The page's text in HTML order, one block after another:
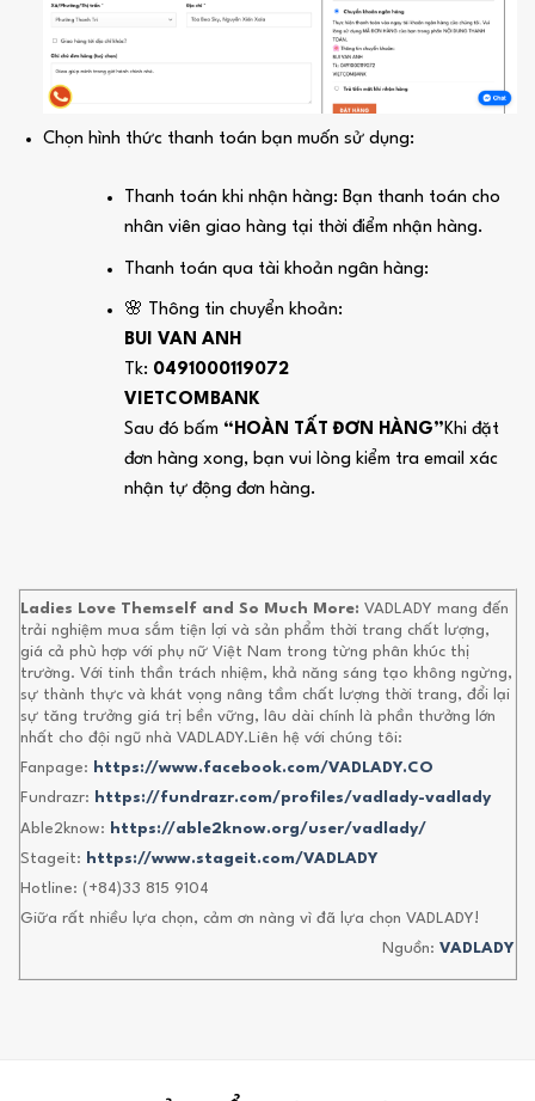
Chọn hình thức thanh toán bạn muốn sử dụng:
Thanh toán khi nhận hàng: Bạn thanh toán cho
nhân viên giao hàng tại thời điểm nhận hàng.
Thanh toán qua tài khoản ngân hàng:
🌸 Thông tin chuyển khoản:
BUI VAN ANH
Tk: 0491000119072
VIETCOMBANK
Sau đó bấm “HOÀN TẤT ĐƠN HÀNG”Khi đặt
đơn hàng xong, bạn vui lòng kiểm tra email xác
nhận tự động đơn hàng.
Ladies Love Themself and So Much More: VADLADY mang đến
trải nghiệm mua sắm tiện lợi và sản phẩm thời trang chất lượng,
giá cả phù hợp với phụ nữ Việt Nam trong từng phân khúc thị
trường. Với tinh thần trách nhiệm, khả năng sáng tạo không ngừng,
sự thành thực và khát vọng nâng tầm chất lượng thời trang, đổi lại
sự tăng trưởng giá trị bền vững, lâu dài chính là phần thưởng lớn
nhất cho đội ngũ nhà VADLADY.Liên hệ với chúng tôi:
Fanpage:
https://www.facebook.com/VADLADY.CO
Fundrazr:
https://fundrazr.com/profiles/vadlady-vadlady
Able2know:
https://able2know.org/user/vadlady/
Stageit:
https://www.stageit.com/VADLADY
Hotline: (+84)33 815 9104
Giữa rất nhiều lựa chọn, cảm ơn nàng vì đã lựa chọn VADLADY!
Nguồn: VADLADY